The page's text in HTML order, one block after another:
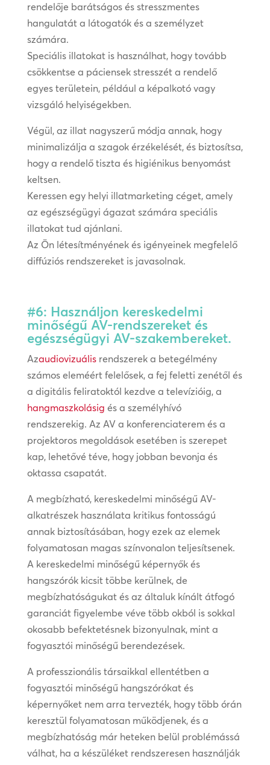
rendelője barátságos és stresszmentes
hangulatát a látogatók és a személyzet
számára.
Speciális illatokat is használhat, hogy tovább
csökkentse a páciensek stresszét a rendelő
egyes területein, például a képalkotó vagy
vizsgáló helyiségekben.
Végül, az illat nagyszerű módja annak, hogy
minimalizálja a szagok érzékelését, és biztosítsa,
hogy a rendelő tiszta és higiénikus benyomást
keltsen.
Keressen egy helyi illatmarketing céget, amely
az egészségügyi ágazat számára speciális
illatokat tud ajánlani.
Az Ön létesítményének és igényeinek megfelelő
diffúziós rendszereket is javasolnak.
#6: Használjon kereskedelmi
minőségű AV-rendszereket és
egészségügyi AV-szakembereket.
Azaudiovizuálisrendszerek a betegélmény
számos eleméért felelősek, a fej feletti zenétől és
a digitális feliratoktól kezdve a televízióig, a
hangmaszkolásig és a személyhívó
rendszerekig. Az AV a konferenciaterem és a
projektoros megoldások esetében is szerepet
kap, lehetővé téve, hogy jobban bevonja és
oktassa csapatát.
A megbízható, kereskedelmi minőségű AV-
alkatrészek használata kritikus fontosságú
annak biztosításában, hogy ezek az elemek
folyamatosan magas színvonalon teljesítsenek.
A kereskedelmi minőségű képernyők és
hangszórók kicsit többe kerülnek, de
megbízhatóságukat és az általuk kínált átfogó
garanciát figyelembe véve több okból is sokkal
okosabb befektetésnek bizonyulnak, mint a
fogyasztói minőségű berendezések.
A professzionális társaikkal ellentétben a
fogyasztói minőségű hangszórókat és
képernyőket nem arra tervezték, hogy több órán
keresztül folyamatosan működjenek, és a
megbízhatóság már heteken belül problémássá
válhat, ha a készüléket rendszeresen használják